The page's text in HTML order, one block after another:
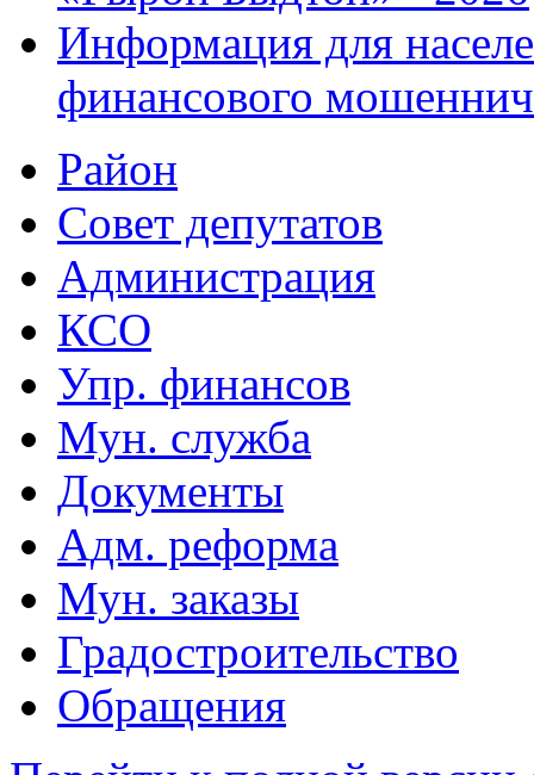
Информация для
финансового
Район
Совет депутатов
Администрация
КСО
Упр. финансов
Мун. служба
Документы
Адм. реформа
Мун. заказы
Градостроительство
Обращения